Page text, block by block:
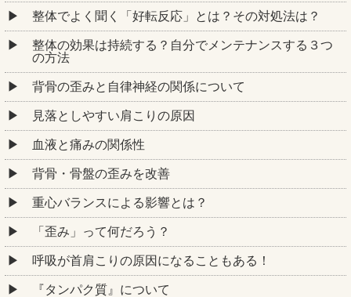
整体でよく聞く「好転反応」とは？その対処法は？
整体の効果は持続する？自分でメンテナンスする３つ
の方法
背骨の歪みと自律神経の関係について
見落としやすい肩こりの原因
血液と痛みの関係性
背骨・骨盤の歪みを改善
重心バランスによる影響とは？
「歪み」って何だろう？
呼吸が首肩こりの原因になることもある！
『タンパク質』について